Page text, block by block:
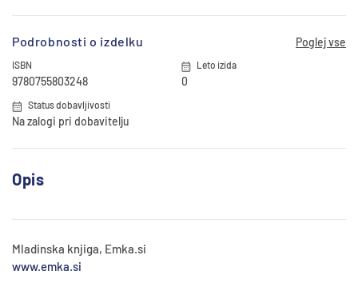
Podrobnosti o izdelku Poglej vse
ISBN
9780755803248
Leto izida
0
Status dobavljivosti
Na zalogi pri dobavitelju
Opis
Mladinska knjiga, Emka.si
www.emka.si